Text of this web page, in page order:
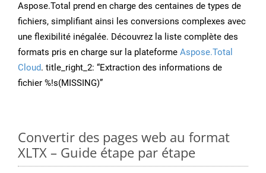
Aspose.Total prend en charge des centaines de types de
fichiers, simplifiant ainsi les conversions complexes avec
une flexibilité inégalée. Découvrez la liste complète des
formats pris en charge sur la plateforme Aspose.Total
Cloud. title_right_2: “Extraction des informations de
fichier %!s(MISSING)”
Convertir des pages web au format
XLTX – Guide étape par étape